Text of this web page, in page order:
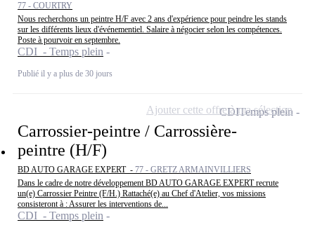
77 - COURTRY
Nous recherchons un peintre H/F avec 2 ans d'expérience pour peindre les stands
sur les différents lieux d'événementiel. Salaire à négocier selon les compétences.
Poste à pourvoir en septembre.
CDI - Temps plein
Publié il y a plus de 30 jours
Carrossier-peintre / Carrossière-
peintre (H/F)
BD AUTO GARAGE EXPERT - 77 - GRETZ ARMAINVILLIERS
Dans le cadre de notre développement BD AUTO GARAGE EXPERT recrute
un(e) Carrossier Peintre (F/H.) Rattaché(e) au Chef d'Atelier, vos missions
consisteront à : Assurer les interventions de...
CDI - Temps plein
CDITemps plein
Ajouter cette offre à ma sélection